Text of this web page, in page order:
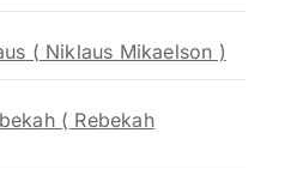
( Niklaus Mikaelson )
( Rebekah